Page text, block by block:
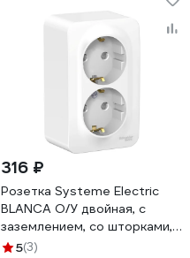
316 ₽
Розетка Systeme Electric
BLANCA О/У двойная, с
заземлением, со шторками,
белый BLNRA011201
5(3)